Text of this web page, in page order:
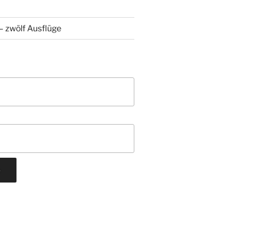
zwölf Ausflüge